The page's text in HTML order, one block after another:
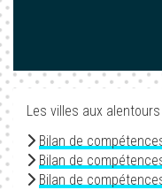
Les villes aux
Bilan de
Bilan de
Bilan de